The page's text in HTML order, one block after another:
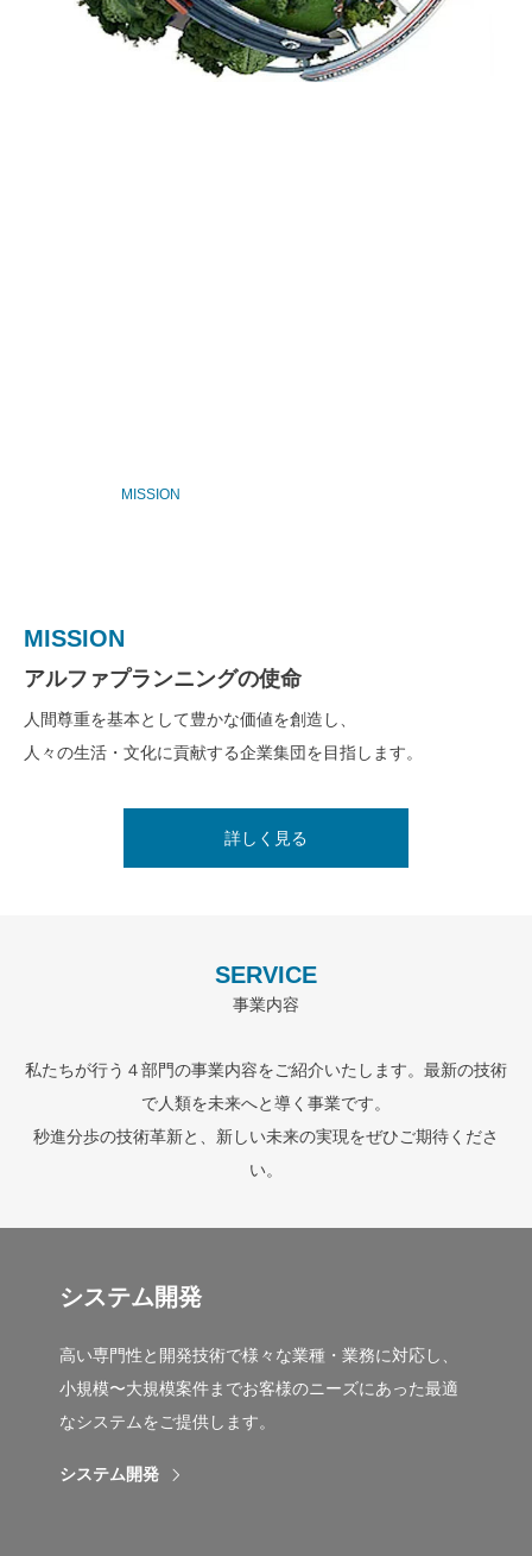
MISSION
MISSION
アルファプランニングの使命
人間尊重を基本として豊かな価値を創造し、
人々の生活・文化に貢献する企業集団を目指します。
詳しく見る
PHILOSOPHY
アルファプランニングの哲学/想い
VISION
アルファプランニングの今後の目標
今後は日本が抱える少子高齢化・労働人口の減少やインフラの老
朽化などの問題を解決するため、新たなテクノロジーに対応でき
詳しく見る
SERVICE
事業内容
私たちが行う４部門の事業内容をご紹介いたします。最新の技術
で人類を未来へと導く事業です。
秒進分歩の技術革新と、新しい未来の実現をぜひご期待くださ
い。
システム開発
高い専門性と開発技術で様々な業種・業務に対応し、
小規模〜大規模案件までお客様のニーズにあった最適
なシステムをご提供します。
システム開発